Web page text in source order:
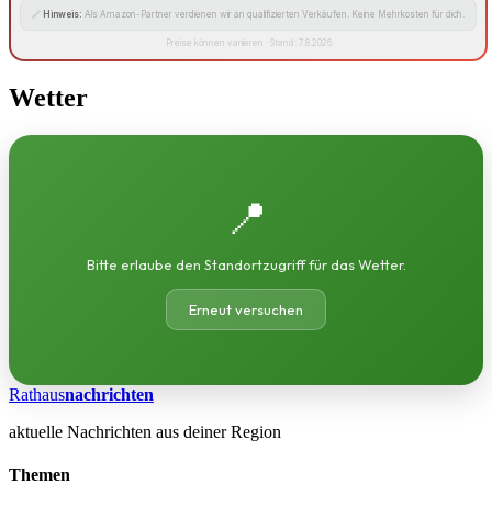
🔗 Hinweis: Als Amazon-Partner verdienen wir an qualifizierten Verkäufen. Keine Mehrkosten für dich.
Preise können variieren · Stand: 7.8.2026
Wetter
📍
Bitte erlaube den Standortzugriff für das Wetter.
Erneut versuchen
Rathausnachrichten
aktuelle Nachrichten aus deiner Region
Themen